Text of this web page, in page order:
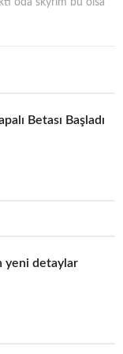
oda skyrim bu olsa
Betası Başladı
yeni detaylar